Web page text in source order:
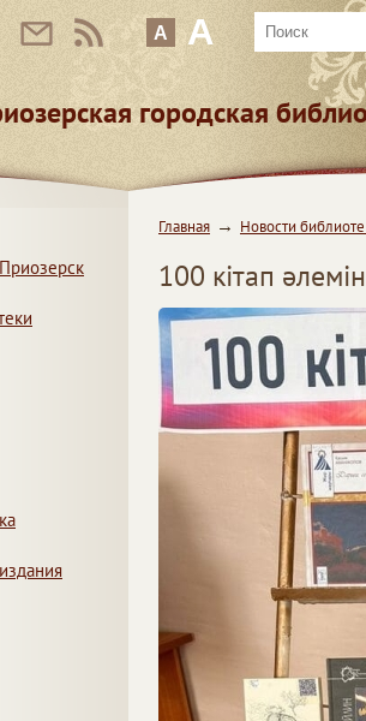
A A
городская
Главная Новости
100 кітап